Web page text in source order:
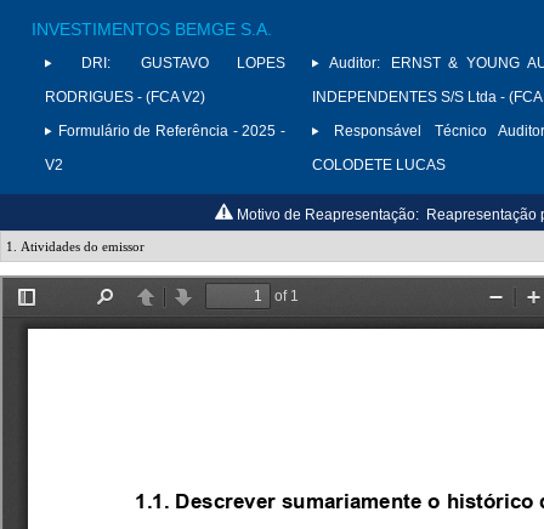
INVESTIMENTOS BEMGE S.A.
DRI:
GUSTAVO LOPES
RODRIGUES - (FCA V2)
Formulário de Referência - 2025 -
V2
Auditor:
ERNST & YOUNG
INDEPENDENTES S/S Ltda -
Responsável Técnico
COLODETE LUCAS
Motivo de Reapresentação: Reapresentação